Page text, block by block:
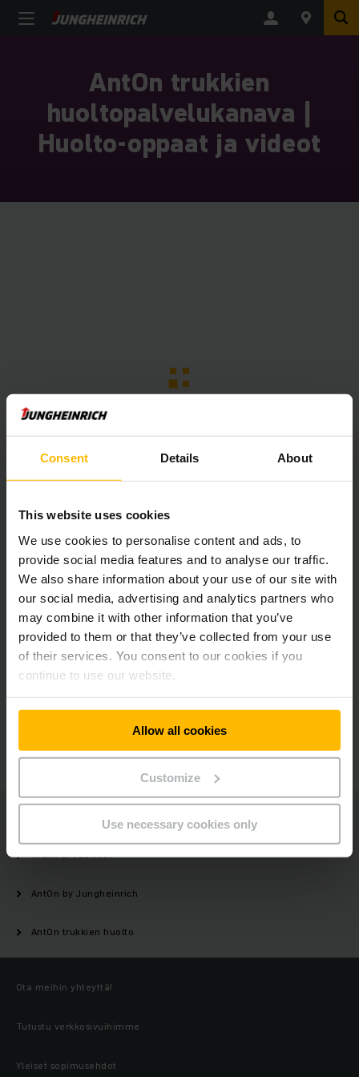
Consent Details About
This website uses cookies
We use cookies to personalise content and ads, to
provide social media features and to analyse our traffic.
We also share information about your use of our site with
our social media, advertising and analytics partners who
may combine it with other information that you’ve
provided to them or that they’ve collected from your use
of their services. You consent to our cookies if you
continue to use our website.
Allow all cookies
Customize
Use necessary cookies only
AntOn trukkien
huoltopalvelukanava |
Huolto-oppaat ja videot
Uutiskirje Sosiaalinen media
Trukit & Tuotteet
AntOn by Jungheinrich
AntOn trukkien huolto
Ota meihin yhteyttä!
Tutustu verkkosivuihimme
Yleiset sopimusehdot